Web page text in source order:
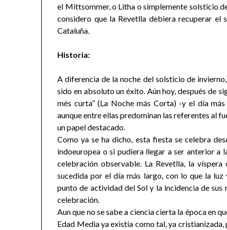
el Mittsommer, o Litha o simplemente solsticio
considero que la Revetlla debiera recuperar
Cataluña.
Historia:
A diferencia de la noche del solsticio de
sido en absoluto un éxito. Aún hoy, después de
més curta” (La Noche más Corta) -y el día
aunque entre ellas predominan las referentes al
un papel destacado.
Como ya se ha dicho, esta fiesta se celebra
indoeuropea o si pudiera llegar a ser anterior a
celebración observable. La Revetlla, la
sucedida por el día más largo, con lo que la
punto de actividad del Sol y la incidencia de
celebración.
Aun que no se sabe a ciencia cierta la época en
Edad Media ya existía como tal, ya